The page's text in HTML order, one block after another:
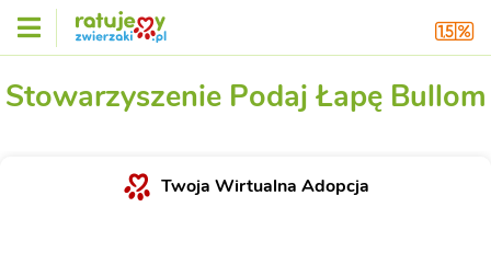
Stowarzyszenie Podaj Łapę Bullom
Twoja Wirtualna Adopcja